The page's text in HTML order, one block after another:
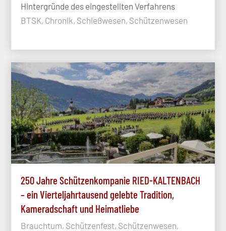
Hintergründe des eingestellten Verfahrens
BTSK, Chronik, Schießwesen, Schützenwesen
250 Jahre Schützenkompanie RIED-KALTENBACH
– ein Vierteljahrtausend gelebte Tradition,
Kameradschaft und Heimatliebe
Brauchtum, Schützenfest, Schützenwesen,